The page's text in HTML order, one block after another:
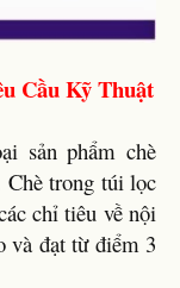
Cầu Kỹ Thuật
sản phẩm chè
trong túi lọc
chỉ tiêu về nội
và đạt từ điểm 3